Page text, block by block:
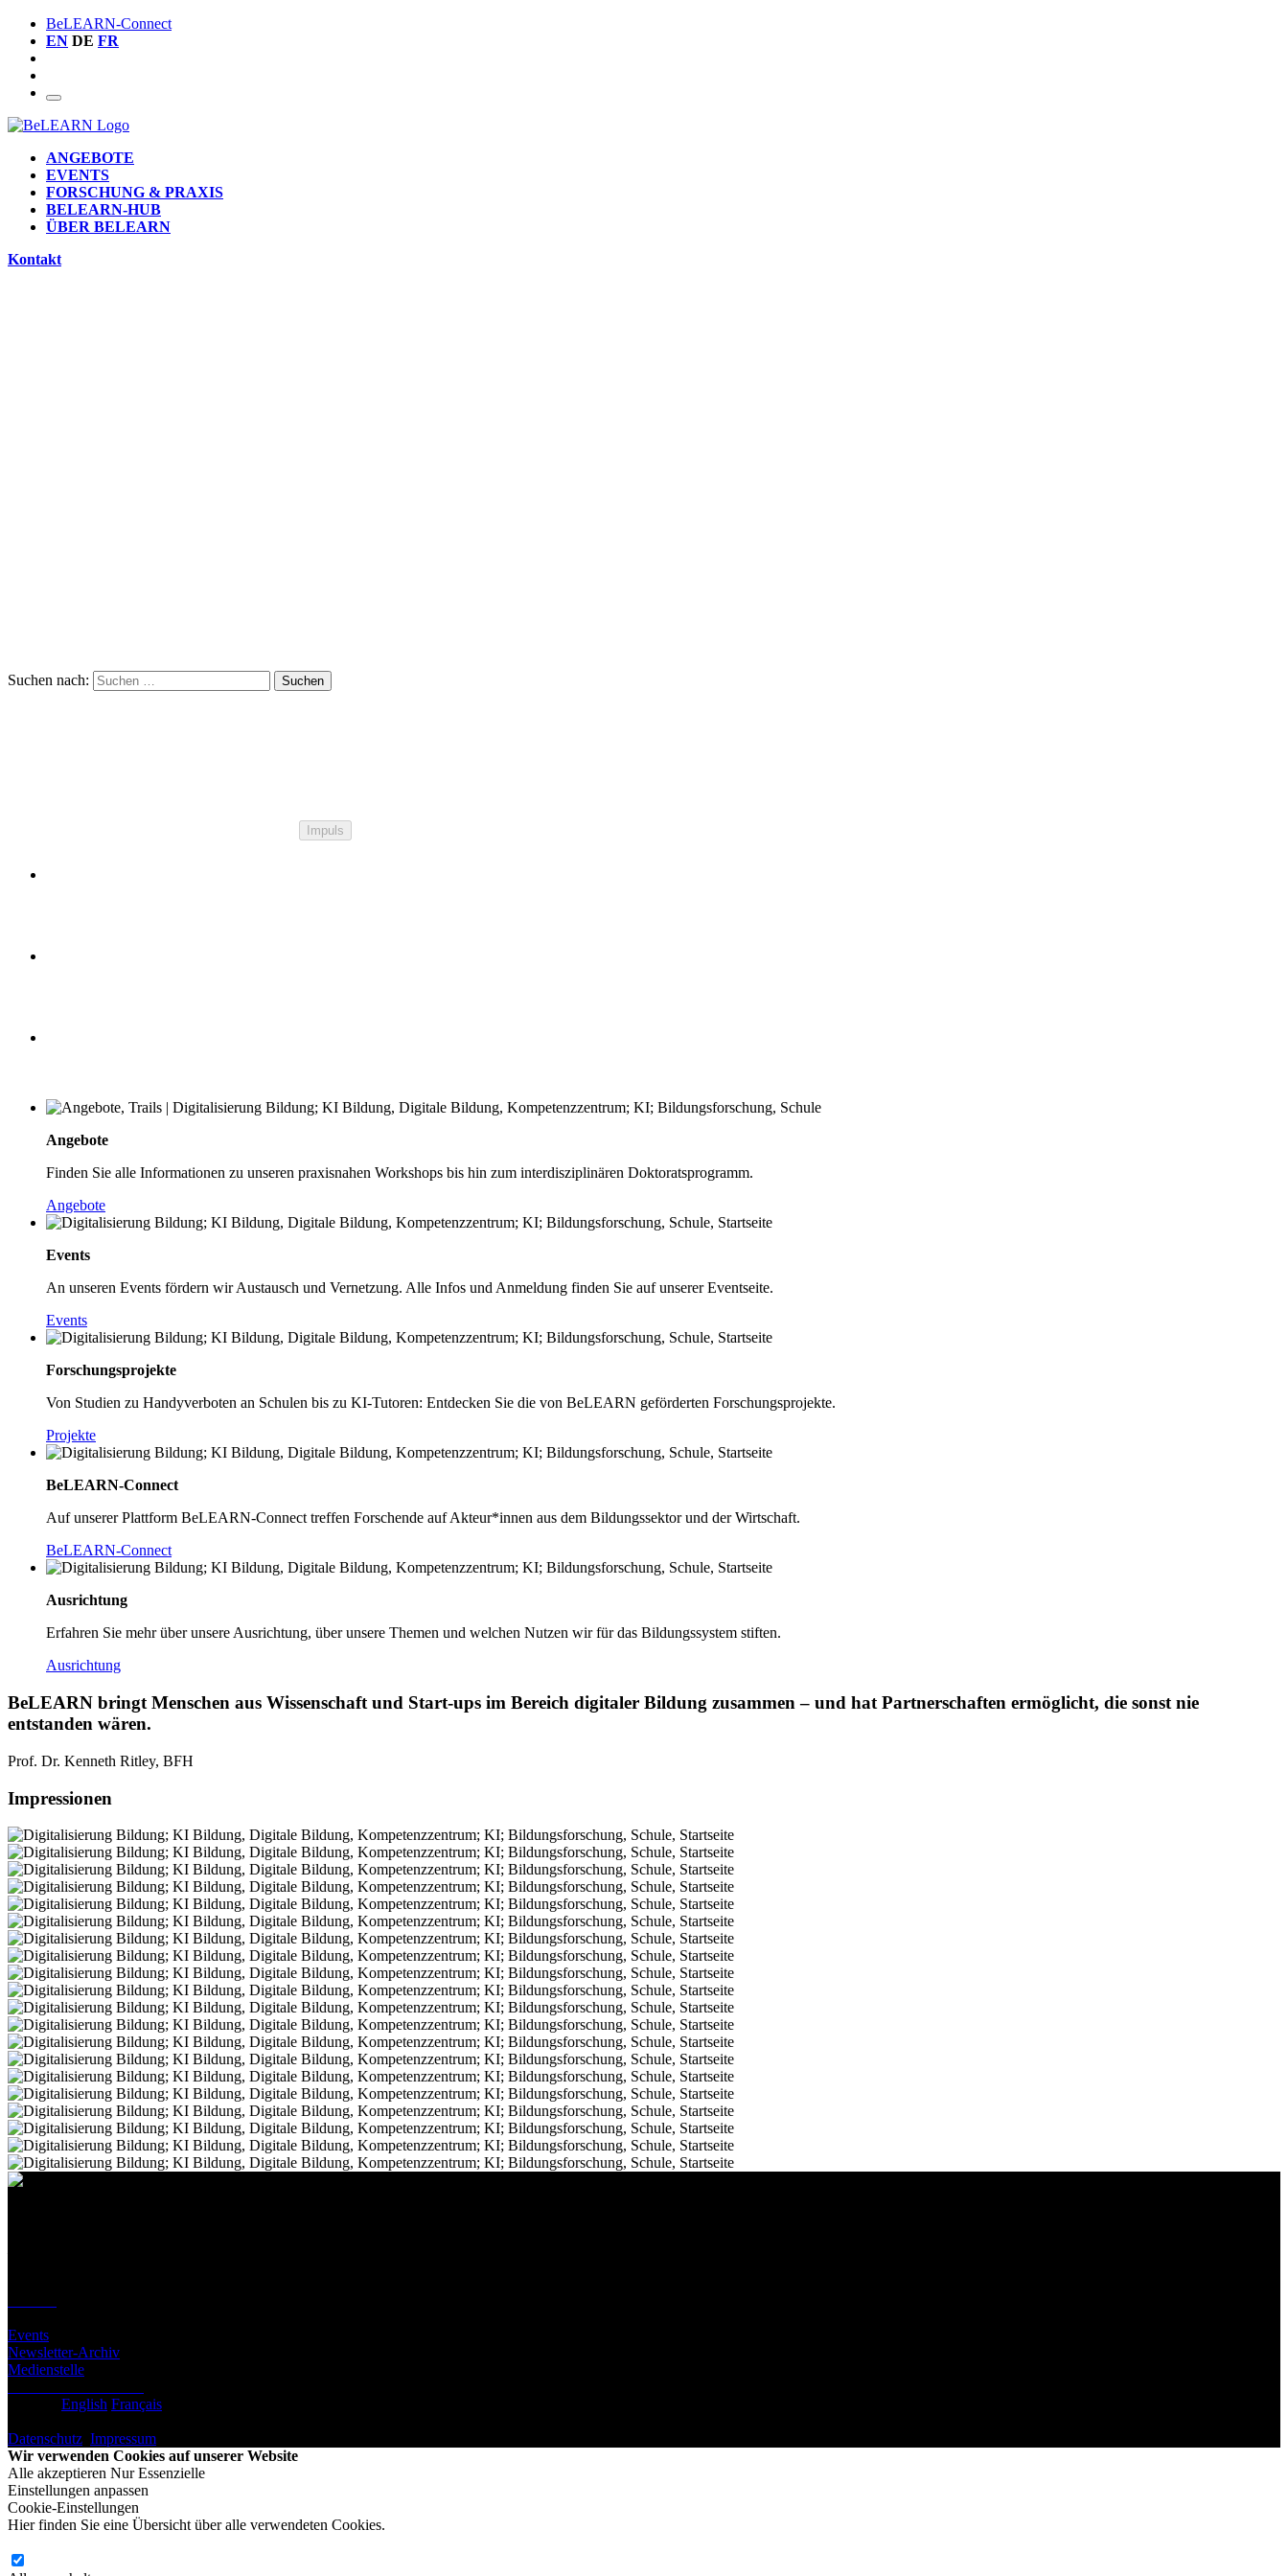
BeLEARN-Connect
EN DE FR
ANGEBOTE
EVENTS
FORSCHUNG & PRAXIS
BELEARN-HUB
ÜBER BELEARN
Kontakt
Suchen nach:
Impuls
Angebote
Finden Sie alle Informationen zu unseren praxisnahen Workshops bis hin zum interdisziplinären Doktoratsprogramm.
Angebote
Events
An unseren Events fördern wir Austausch und Vernetzung. Alle Infos und Anmeldung finden Sie auf unserer Eventseite.
Events
Forschungsprojekte
Von Studien zu Handyverboten an Schulen bis zu KI-Tutoren: Entdecken Sie die von BeLEARN geförderten Forschungsprojekte.
Projekte
BeLEARN-Connect
Auf unserer Plattform BeLEARN-Connect treffen Forschende auf Akteur*innen aus dem Bildungssektor und der Wirtschaft.
BeLEARN-Connect
Ausrichtung
Erfahren Sie mehr über unsere Ausrichtung, über unsere Themen und welchen Nutzen wir für das Bildungssystem stiften.
Ausrichtung
BeLEARN bringt Menschen aus Wissenschaft und Start-ups im Bereich digitaler Bildung zusammen – und hat Partnerschaften ermöglicht, die sonst nie
entstanden wären.
Prof. Dr. Kenneth Ritley, BFH
Impressionen
Events
Newsletter-Archiv
Medienstelle
English Français
Datenschutz Impressum
Wir verwenden Cookies auf unserer Website
Alle akzeptieren Nur Essenzielle
Einstellungen anpassen
Cookie-Einstellungen
Hier finden Sie eine Übersicht über alle verwendeten Cookies.